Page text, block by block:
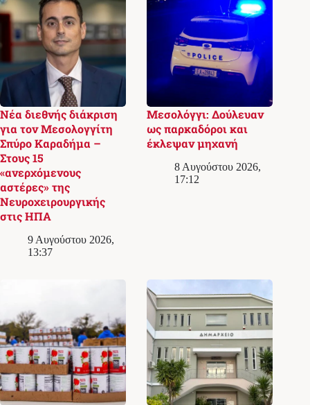
Νέα διεθνής διάκριση
για τον Μεσολογγίτη
Σπύρο Καραδήμα –
Στους 15
«ανερχόμενους
αστέρες» της
Νευροχειρουργικής
στις ΗΠΑ
9 Αυγούστου 2026,
13:37
Μεσολόγγι: Δούλευαν
ως παρκαδόροι και
έκλεψαν μηχανή
8 Αυγούστου 2026,
17:12